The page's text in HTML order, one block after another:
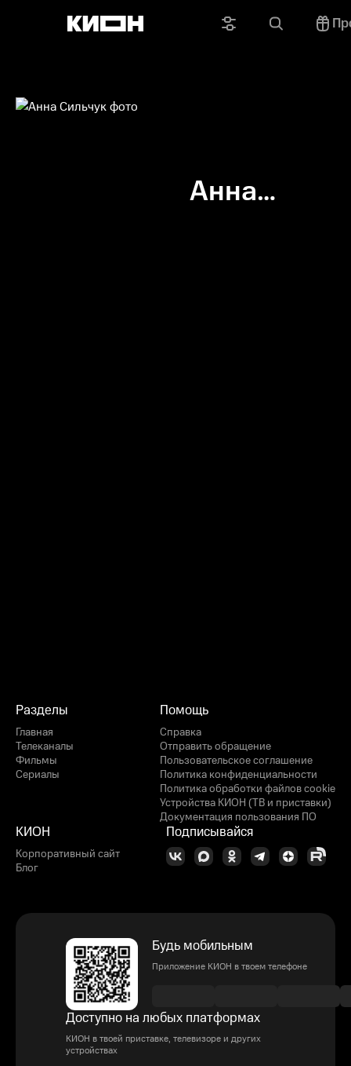
Анна
Разделы
Главная
Телеканалы
Фильмы
Сериалы
Помощь
Справка
Отправить обращение
Пользовательское соглашение
Политика конфиденциальности
Политика обработки файлов cookie
Устройства КИОН (ТВ и приставки)
Документация пользования ПО
КИОН
Корпоративный сайт
Блог
Подписывайся
Будь мобильным
Приложение КИОН в твоем телефоне
Доступно на любых платформах
КИОН в твоей приставке, телевизоре и других
устройствах